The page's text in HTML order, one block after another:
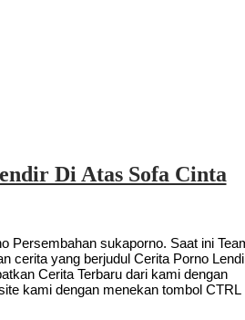
Di Atas Sofa Cinta
Persembahan sukaporno. Saat ini
cerita yang berjudul Cerita Porno
Cerita Terbaru dari kami dengan
kami dengan menekan tombol CTRL